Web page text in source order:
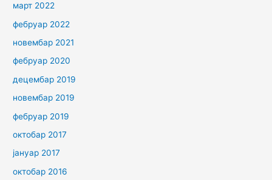
март 2022
фебруар 2022
новембар 2021
фебруар 2020
децембар 2019
новембар 2019
фебруар 2019
октобар 2017
јануар 2017
октобар 2016